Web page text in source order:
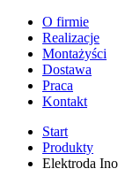
O firmie
Realizacje
Montażyści
Dostawa
Praca
Kontakt
Start
Produkty
Elektroda